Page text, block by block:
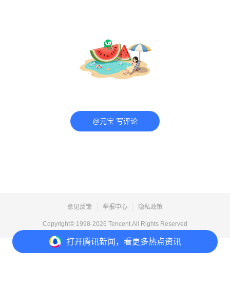
打开腾讯新闻，看更多热点资讯
@元宝 写评论
意见反馈 举报中心 隐私政策
Copyright© 1998-2026 Tencent.All Rights Reserved